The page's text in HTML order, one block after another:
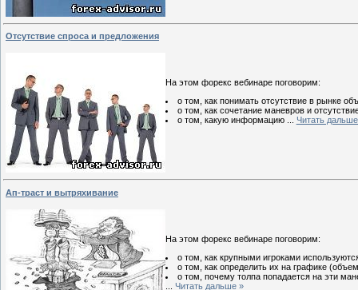
Отсутствие спроса и предложения
На этом форекс вебинаре поговорим:
о том, как понимать отсутствие в рынке
о том, как сочетание маневров и
о том, какую информацию
Читать
Ап-траст и вытряхивание
На этом форекс вебинаре поговорим:
о том, как крупными игроками
о том, как определить их на графике
о том, почему толпа попадается на эти
Читать дальше »